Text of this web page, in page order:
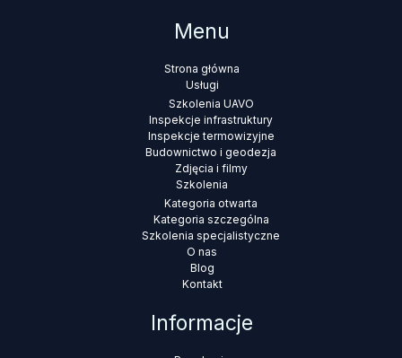
Menu
Strona główna
Usługi
Szkolenia UAVO
Inspekcje infrastruktury
Inspekcje termowizyjne
Budownictwo i geodezja
Zdjęcia i filmy
Szkolenia
Kategoria otwarta
Kategoria szczególna
Szkolenia specjalistyczne
O nas
Blog
Kontakt
Informacje